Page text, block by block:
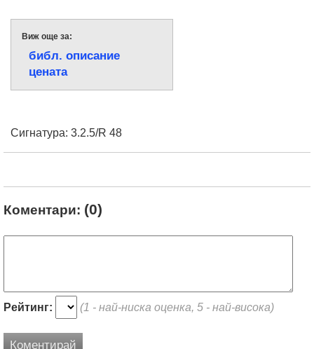
Виж още за:
библ. описание
цената
Сигнатура: 3.2.5/R 48
Коментари: (0)
Рейтинг: (1 - най-ниска оценка, 5 - най-висока)
Коментирай